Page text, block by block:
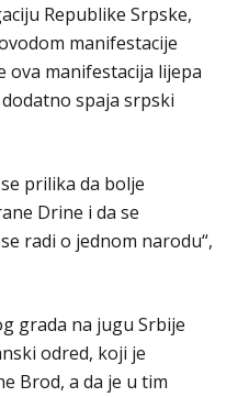
Republike Srpske,
manifestacije
ova manifestacija lijepa
spaja srpski
prilika da bolje
Drine i da se
radi o jednom narodu“,
grada na jugu Srbije
odred, koji je
Brod, a da je u tim